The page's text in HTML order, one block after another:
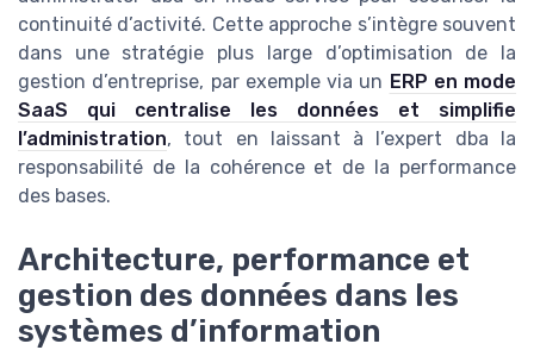
continuité d’activité. Cette approche s’intègre souvent
dans une stratégie plus large d’optimisation de la
gestion d’entreprise, par exemple via un ERP en mode
SaaS qui centralise les données et simplifie
l’administration, tout en laissant à l’expert dba la
responsabilité de la cohérence et de la performance
des bases.
Architecture, performance et
gestion des données dans les
systèmes d’information